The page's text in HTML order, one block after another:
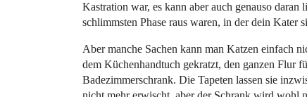
Kastration war, es kann aber auch genauso daran
schlimmsten Phase raus waren, in der dein Kater
Aber manche Sachen kann man Katzen einfach
dem Küchenhandtuch gekratzt, den ganzen Flur
Badezimmerschrank. Die Tapeten lassen sie